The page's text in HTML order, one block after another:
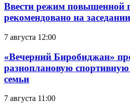
Ввести режим повышенной
рекомендовано на
7 августа 12:00
«Вечерний Биробиджан»
разноплановую
семьи
7 августа 11:00